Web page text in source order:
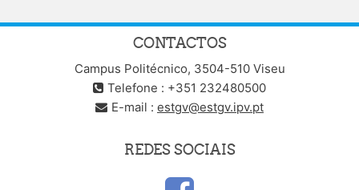
CONTACTOS
Campus Politécnico, 3504-510 Viseu
Telefone : +351 232480500
E-mail : estgv@estgv.ipv.pt
REDES SOCIAIS